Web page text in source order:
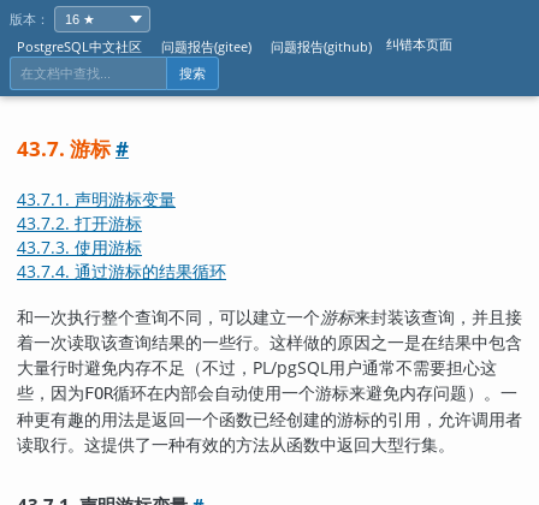
版本：
PostgreSQL中文社区
问题报告(gitee) 问题报告(github) 纠错本页面
搜索
43.7. 游标#
43.7.1. 声明游标变量
43.7.2. 打开游标
43.7.3. 使用游标
43.7.4. 通过游标的结果循环
和一次执行整个查询不同，可以建立一个游标来封装该查询，并且接
着一次读取该查询结果的一些行。这样做的原因之一是在结果中包含
大量行时避免内存不足（不过， PL/pgSQL用户通常不需要担心这
些，因为FOR循环在内部会自动使用一个游标来避免内存问题）。一
种更有趣的用法是返回一个函数已经创建的游标的引用，允许调用者
读取行。这提供了一种有效的方法从函数中返回大型行集。